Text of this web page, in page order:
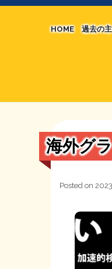
HOME 過去の
海外グ
Posted on